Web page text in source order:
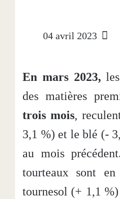
04 avril 2023
En mars 2023,
des matières
trois mois,
3,1 %) et le blé (-
au mois
tourteaux sont
tournesol (+ 1,1